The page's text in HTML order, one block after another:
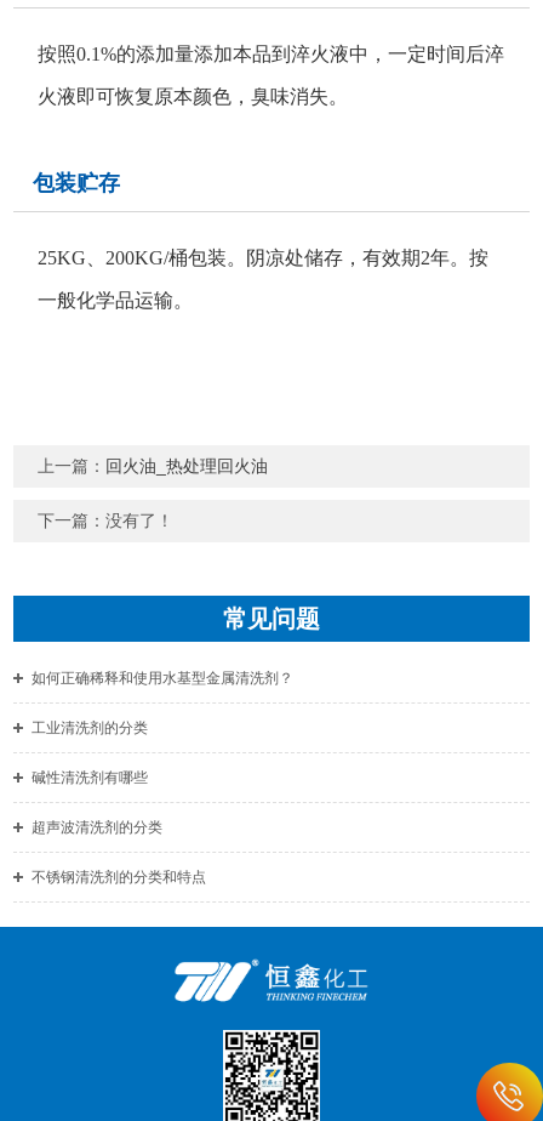
按照0.1%的添加量添加本品到淬火液中，一定时间后淬
火液即可恢复原本颜色，臭味消失。
包装贮存
25KG、200KG/桶包装。阴凉处储存，有效期2年。按
一般化学品运输。
上一篇： 回火油_热处理回火油
下一篇：没有了！
常见问题
如何正确稀释和使用水基型金属清洗剂？
工业清洗剂的分类
碱性清洗剂有哪些
超声波清洗剂的分类
不锈钢清洗剂的分类和特点